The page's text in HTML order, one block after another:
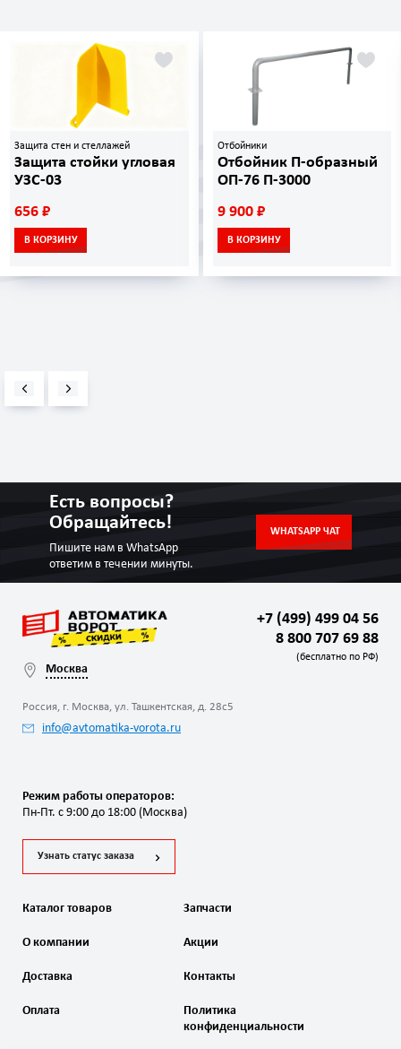
Защита стен и стеллажей
Защита стойки угловая
УЗС-03
656 ₽
В КОРЗИНУ
Отбойники
Отбойник П-образный
ОП-76 П-3000
9 900 ₽
В КОРЗИНУ
Есть вопросы?
Обращайтесь!
Пишите нам в WhatsApp
ответим в течении минуты.
WHATSAPP ЧАТ
Москва
Россия, г. Москва, ул. Ташкентская, д. 28с5
info@avtomatika-vorota.ru
+7 (499) 499 04 56
8 800 707 69 88
(бесплатно по РФ)
Режим работы операторов:
Пн-Пт. с 9:00 до 18:00 (Москва)
Узнать статус заказа
Каталог товаров Запчасти
О компании
Доставка
Оплата
Акции
Контакты
Политика
конфиденциальности